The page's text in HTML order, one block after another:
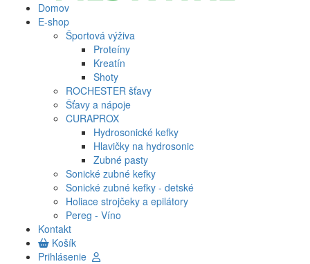
Domov
E-shop
Športová výživa
Proteíny
Kreatín
Shoty
ROCHESTER šťavy
Šťavy a nápoje
CURAPROX
Hydrosonické kefky
Hlavičky na hydrosonic
Zubné pasty
Sonické zubné kefky
Sonické zubné kefky - detské
Holiace strojčeky a epilátory
Pereg - Víno
Kontakt
Košík
Prihlásenie